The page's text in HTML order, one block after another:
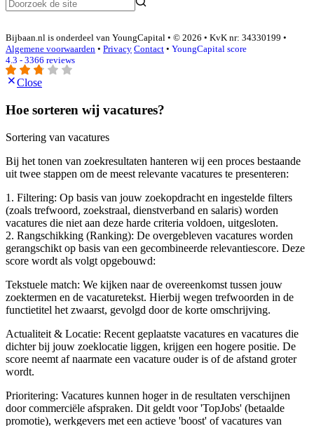
Bijbaan.nl is onderdeel van YoungCapital • © 2026 • KvK nr: 34330199 •
Algemene voorwaarden • Privacy Contact • YoungCapital score
4.3 - 3366 reviews
Close
Hoe sorteren wij vacatures?
Sortering van vacatures
Bij het tonen van zoekresultaten hanteren wij een proces bestaande
uit twee stappen om de meest relevante vacatures te presenteren:
1. Filtering: Op basis van jouw zoekopdracht en ingestelde filters
(zoals trefwoord, zoekstraal, dienstverband en salaris) worden
vacatures die niet aan deze harde criteria voldoen, uitgesloten.
2. Rangschikking (Ranking): De overgebleven vacatures worden
gerangschikt op basis van een gecombineerde relevantiescore. Deze
score wordt als volgt opgebouwd:
Tekstuele match: We kijken naar de overeenkomst tussen jouw
zoektermen en de vacaturetekst. Hierbij wegen trefwoorden in de
functietitel het zwaarst, gevolgd door de korte omschrijving.
Actualiteit & Locatie: Recent geplaatste vacatures en vacatures die
dichter bij jouw zoeklocatie liggen, krijgen een hogere positie. De
score neemt af naarmate een vacature ouder is of de afstand groter
wordt.
Prioritering: Vacatures kunnen hoger in de resultaten verschijnen
door commerciële afspraken. Dit geldt voor 'TopJobs' (betaalde
promotie), werkgevers met een actieve 'boost' of vacatures van